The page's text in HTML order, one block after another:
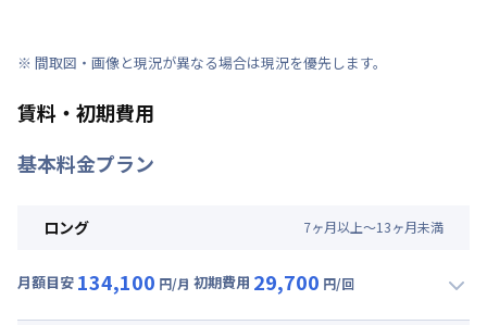
※ 間取図・画像と現況が異なる場合は現況を優先します。
賃料・初期費用
基本料金プラン
ロング 7ヶ月以上～13ヶ月未満
月額目安 134,100 円/月 初期費用 29,700 円/回